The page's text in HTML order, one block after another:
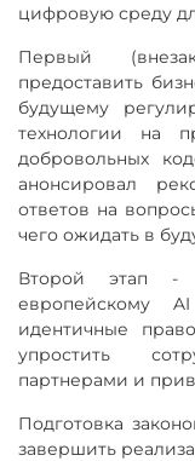
цифровую среду
Первый
предоставить
будущему
технологии на
добровольных
анонсировал
ответов на
чего ожидать в
Второй этап -
европейскому
идентичные
упростить
партнерами и
Подготовка
завершить